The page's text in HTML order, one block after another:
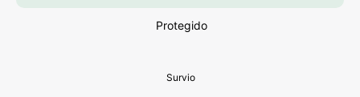
Protegido
Survio